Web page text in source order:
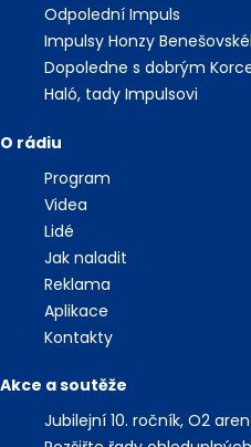
Odpolední Impuls
Impulsy Honzy
Dopoledne s dobrým
Haló, tady Impulsovi
O rádiu
Program
Videa
Lidé
Jak naladit
Reklama
Aplikace
Kontakty
Akce a soutěže
Jubilejní 10. ročník, O2